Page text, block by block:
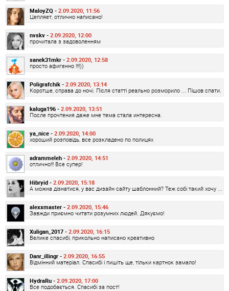
MaloyZQ - 2.09.2020, 11:56
Цепляет, отлично написано!
nvskv - 2.09.2020, 12:00
прочитала з задоволенням
sanek31mkr - 2.09.2020, 12:58
просто афигенно !!!!))
Poligrafchik - 2.09.2020, 13:14
Коротше, справа до ночі. Після статті реально розморило ... Пішов спати.
kaluga196 - 2.09.2020, 13:51
После прочтения даже мне тема стала интересна.
ya_nice - 2.09.2020, 14:00
хороший розповідь, все розкладено по полицях
adrammeleh - 2.09.2020, 14:51
отлично!!! Все супер!
Hibryid - 2.09.2020, 15:18
А можна дізнатися, у вас дизайн сайту шаблонний? Теж собі такий хочу ...
alexxmaster - 2.09.2020, 15:46
Завжди приємно читати розумних людей. Дякуємо!
Xuligan_2017 - 2.09.2020, 16:15
Велике спасибі, прикольно написано креативно
Danr_illingr - 2.09.2020, 16:55
Відмінний матеріал. Спасибі і пишіть ще, тільки картнок замало!
HydraRu - 2.09.2020, 17:00
Все подобається. Спасибі за пост!